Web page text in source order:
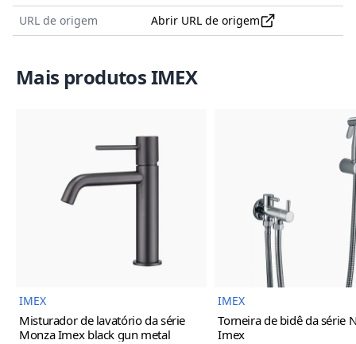
URL de origem
Abrir URL de origem
Mais produtos IMEX
IMEX
Misturador de lavatório da série
Monza Imex black gun metal
IMEX
Torneira de bidê da série
Imex